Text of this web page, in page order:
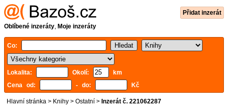
Přidat inzerát
Oblíbené inzeráty, Moje inzeráty
Co:
Lokalita: Okolí:
km
Cena od:
- do: Kč
Hlavní stránka > Knihy > Ostatní > Inzerát č. 221062287